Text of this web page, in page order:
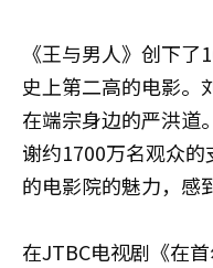
《王与男人》创下
史上第二高的电影。
在端宗身边的严洪
谢约1700万名观众
的电影院的魅力，感
在JTBC电视剧《在